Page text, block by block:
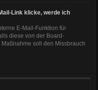
Link klicke, werde ich
E-Mail-Funktion für
diese von der Board-
soll den Missbrauch